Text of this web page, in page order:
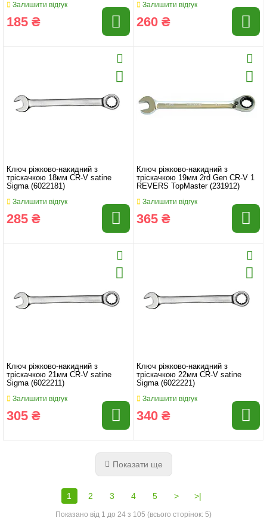
Залишити відгук
185 ₴
Залишити відгук
260 ₴
Ключ ріжково-накидний з
тріскачкою 18мм CR-V satine
Sigma (6022181)
Залишити відгук
285 ₴
Ключ ріжково-накидний з
тріскачкою 19мм 2rd Gen CR-V 1
REVERS TopMaster (231912)
Залишити відгук
365 ₴
Ключ ріжково-накидний з
тріскачкою 21мм CR-V satine
Sigma (6022211)
Залишити відгук
305 ₴
Ключ ріжково-накидний з
тріскачкою 22мм CR-V satine
Sigma (6022221)
Залишити відгук
340 ₴
Показати ще
1 2 3 4 5 > >|
Показано від 1 до 24 з 105 (всього сторінок: 5)